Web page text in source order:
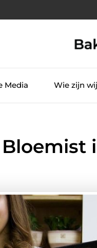
Media Wie zijn